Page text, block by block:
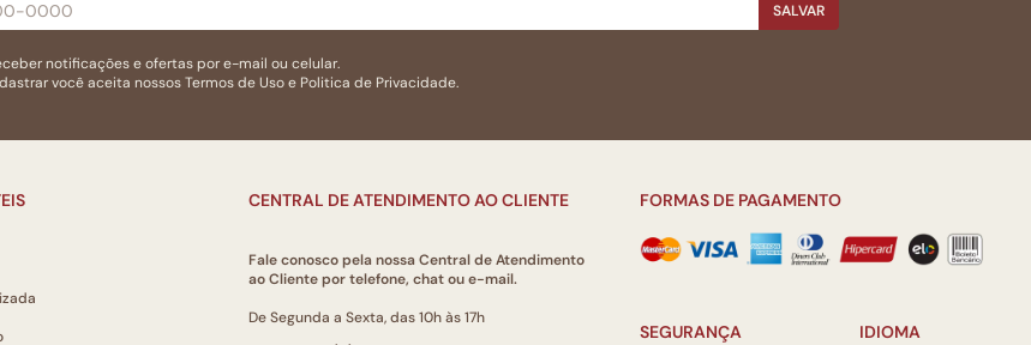
SALVAR
notificações e ofertas por e-mail ou celular.
você aceita nossosTermos de Usoe Politica de Privacidade.
CENTRAL DE ATENDIMENTO AO CLIENTE
Fale conosco pela nossa Central de Atendimento
ao Cliente por telefone, chat ou e-mail.
De Segunda a Sexta, das 10h às 17h
FORMAS DE PAGAMENTO
SEGURANÇA IDIOMA